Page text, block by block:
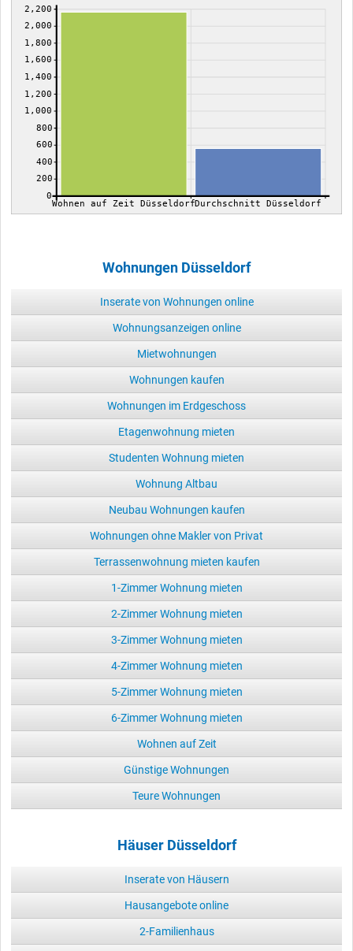
0
200
400
600
800
1,000
1,200
1,400
1,600
1,800
2,000
2,200
Wohnen auf Zeit DüsseldorfDurchschnitt Düsseldorf
Wohnungen Düsseldorf
Inserate von Wohnungen online
Wohnungsanzeigen online
Mietwohnungen
Wohnungen kaufen
Wohnungen im Erdgeschoss
Etagenwohnung mieten
Studenten Wohnung mieten
Wohnung Altbau
Neubau Wohnungen kaufen
Wohnungen ohne Makler von Privat
Terrassenwohnung mieten kaufen
1-Zimmer Wohnung mieten
2-Zimmer Wohnung mieten
3-Zimmer Wohnung mieten
4-Zimmer Wohnung mieten
5-Zimmer Wohnung mieten
6-Zimmer Wohnung mieten
Wohnen auf Zeit
Günstige Wohnungen
Teure Wohnungen
Häuser Düsseldorf
Inserate von Häusern
Hausangebote online
2-Familienhaus